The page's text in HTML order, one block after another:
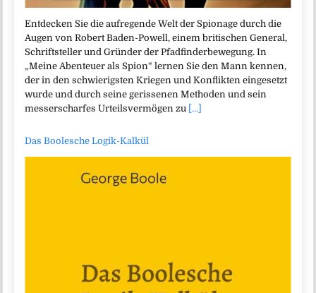
Entdecken Sie die aufregende Welt der Spionage durch die
Augen von Robert Baden-Powell, einem britischen General,
Schriftsteller und Gründer der Pfadfinderbewegung. In
„Meine Abenteuer als Spion“ lernen Sie den Mann kennen,
der in den schwierigsten Kriegen und Konflikten eingesetzt
wurde und durch seine gerissenen Methoden und sein
messerscharfes Urteilsvermögen zu
[...]
Das Boolesche Logik-Kalkül